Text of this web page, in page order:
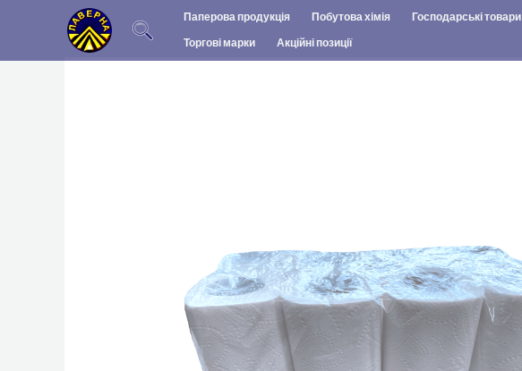
вмісту
Паперова продукція Побутова хімія Господарські товари
Торгові марки
Акційні позиції